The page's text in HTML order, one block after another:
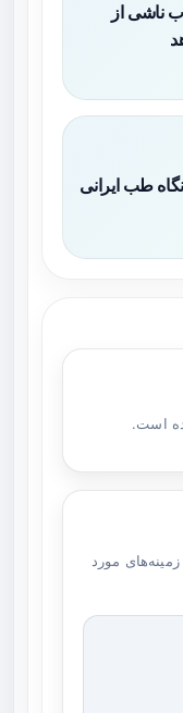
ناشی از
طب ایرانی
است.
مورد